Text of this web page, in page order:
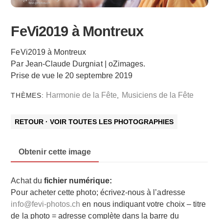
FeVi2019 à Montreux
FeVi2019 à Montreux
Par Jean-Claude Durgniat | oZimages.
Prise de vue le 20 septembre 2019
THÈMES: Harmonie de la Fête Musiciens de la Fête
RETOUR · VOIR TOUTES LES PHOTOGRAPHIES
Obtenir cette image
Achat du fichier numérique:
Pour acheter cette photo; écrivez-nous à l’adresse
info@fevi-photos.ch en nous indiquant votre choix – titre
de la photo = adresse complète dans la barre du